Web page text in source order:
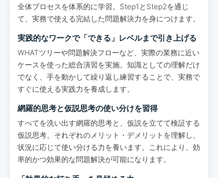
全体プロセスを体系的に学習。Step1とStep2を通じ
て、実務で使える完結した問題解決力を身につけます。
実践的なワークで「できる」レベルまで引き上げる
WHATツリーや問題解決フローなど、実際の業務に近い
ケースを使った総合演習を実施。知識としての理解だけ
でなく、手を動かして繰り返し練習することで、実務で
すぐに使える実践力を養成します。
網羅的思考と仮説思考の使い分けを習得
すべてを洗い出す網羅的思考と、仮説を立てて検証する
仮説思考。それぞれのメリット・デメリットを理解し、
状況に応じて使い分ける力を養います。これにより、効
率的かつ効果的な問題解決が可能になります。